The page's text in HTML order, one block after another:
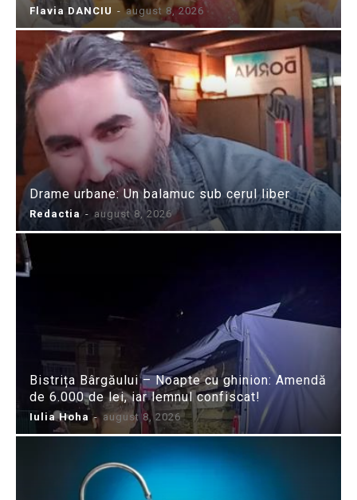
Flavia DANCIU - august 8, 2026
Drame urbane: Un balamuc sub cerul liber
Redactia - august 8, 2026
Bistrița Bârgăului – Noapte cu ghinion: Amendă
de 6.000 de lei, iar lemnul confiscat!
Iulia Hoha - august 8, 2026